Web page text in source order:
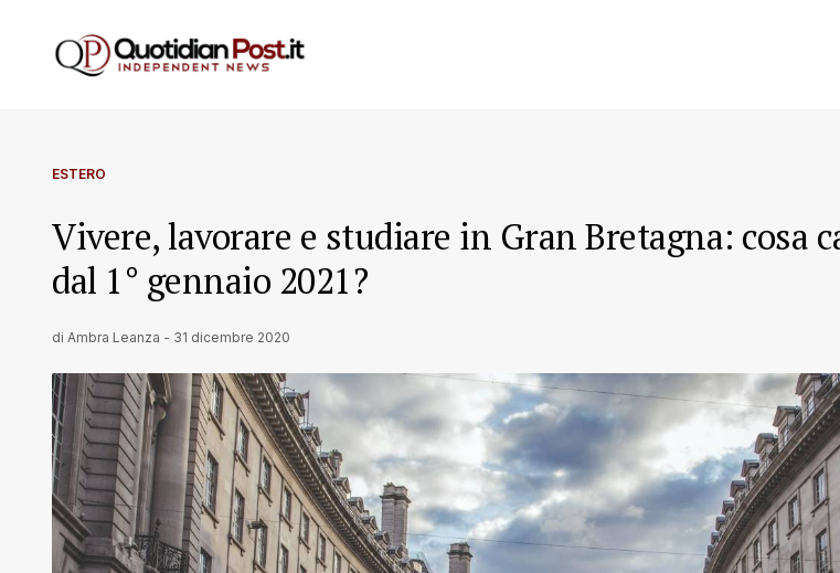
ESTERO
Vivere, lavorare e studiare in Gran Bretagna: cosa
dal 1° gennaio 2021?
di Ambra Leanza - 31 dicembre 2020